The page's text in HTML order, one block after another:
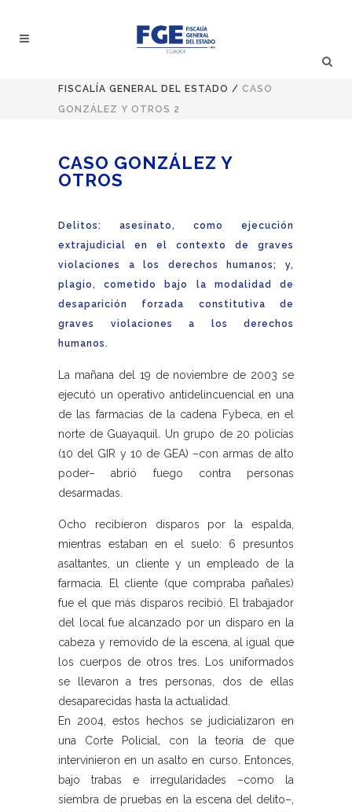
FISCALÍA GENERAL DEL ESTADO / CASO
GONZÁLEZ Y OTROS 2
CASO GONZÁLEZ Y
OTROS
Delitos: asesinato, como ejecución
extrajudicial en el contexto de graves
violaciones a los derechos humanos; y,
plagio, cometido bajo la modalidad de
desaparición forzada constitutiva de
graves violaciones a los derechos
humanos.
La mañana del 19 de noviembre de 2003 se
ejecutó un operativo antidelincuencial en una
de las farmacias de la cadena Fybeca, en el
norte de Guayaquil. Un grupo de 20 policías
(10 del GIR y 10 de GEA) –con armas de alto
poder– abrió fuego contra personas
desarmadas.
Ocho recibieron disparos por la espalda,
mientras estaban en el suelo: 6 presuntos
asaltantes, un cliente y un empleado de la
farmacia. El cliente (que compraba pañales)
fue el que más disparos recibió. El trabajador
del local fue alcanzado por un disparo en la
cabeza y removido de la escena, al igual que
los cuerpos de otros tres. Los uniformados
se llevaron a tres personas, dos de ellas
desaparecidas hasta la actualidad.
En 2004, estos hechos se judicializaron en
una Corte Policial, con la teoría de que
intervinieron en un asalto en curso. Entonces,
bajo trabas e irregularidades –como la
siembra de pruebas en la escena del delito–,